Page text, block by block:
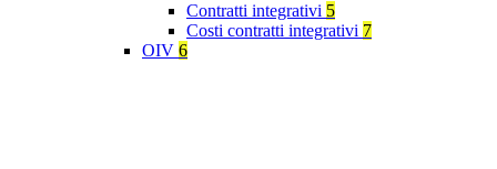
Contratti integrativi 5
Costi contratti integrativi 7
OIV 6